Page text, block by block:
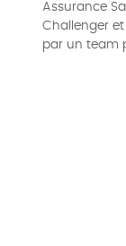
Assurance
Challenger
par un team